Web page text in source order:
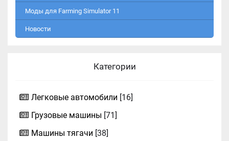
Моды для Farming Simulator 11
Новости
Категории
Легковые автомобили [16]
Грузовые машины [71]
Машины тягачи [38]